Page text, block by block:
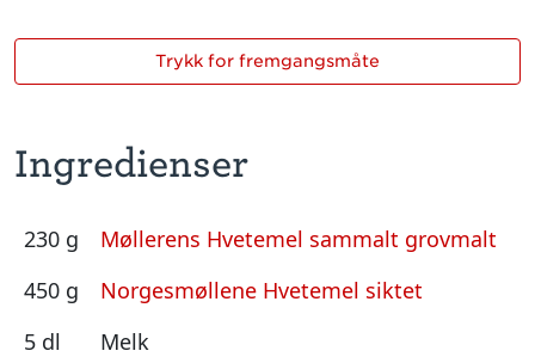
Ingredienser
230 g
Møllerens Hvetemel sammalt grovmalt
450 g
Norgesmøllene Hvetemel siktet
5 dl
Melk
Trykk for fremgangsmåte